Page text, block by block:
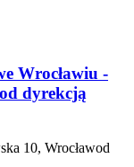
Wrocławiu -
dyrekcją
10, Wrocławod